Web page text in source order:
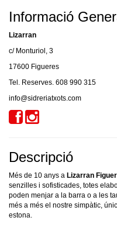
Informació
Lizarran
c/ Monturiol, 3
17600 Figueres
Tel. Reserves. 608 990 315
info@sidreriatxots.com
Descripció
Més de 10 anys a Lizarran
senzilles i sofisticades, totes
poden menjar a la barra o a les
més a més el nostre simpàtic,
estona.